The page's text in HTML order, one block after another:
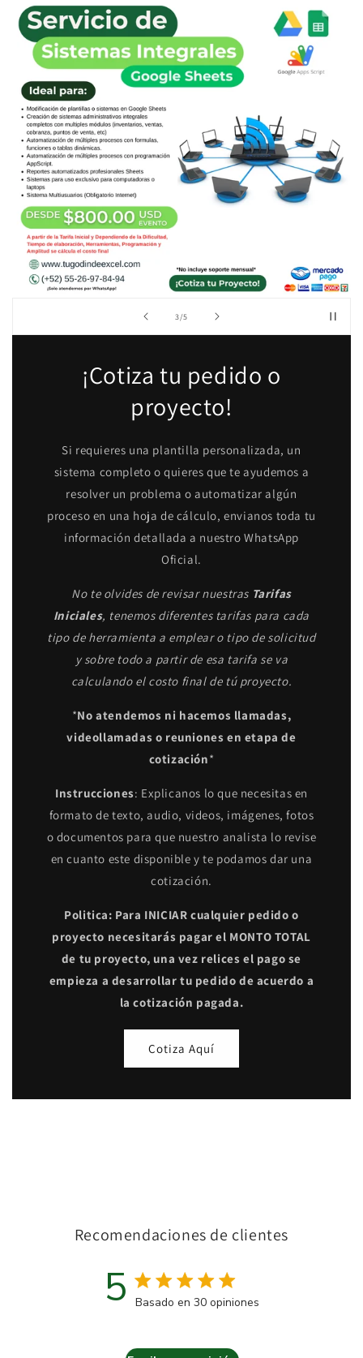
3/de
5
¡Cotiza tu pedido o
proyecto!
Si requieres una plantilla personalizada, un
sistema completo o quieres que te ayudemos a
resolver un problema o automatizar algún
proceso en una hoja de cálculo, envianos toda tu
información detallada a nuestro WhatsApp
Oficial.
No te olvides de revisar nuestras Tarifas
Iniciales, tenemos diferentes tarifas para cada
tipo de herramienta a emplear o tipo de solicitud
y sobre todo a partir de esa tarifa se va
calculando el costo final de tú proyecto.
*No atendemos ni hacemos llamadas,
videollamadas o reuniones en etapa de
cotización*
Instrucciones: Explicanos lo que necesitas en
formato de texto, audio, videos, imágenes, fotos
o documentos para que nuestro analista lo revise
en cuanto este disponible y te podamos dar una
cotización.
Politica: Para INICIAR cualquier pedido o
proyecto necesitarás pagar el MONTO TOTAL
de tu proyecto, una vez relices el pago se
empieza a desarrollar tu pedido de acuerdo a
la cotización pagada.
Cotiza Aquí
Recomendaciones de clientes
5 Calificación de 5 estrellas
Basado en 30 opiniones